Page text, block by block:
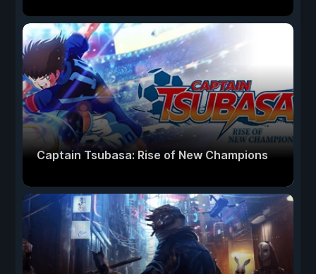
Captain Tsubasa: Rise of New Champions